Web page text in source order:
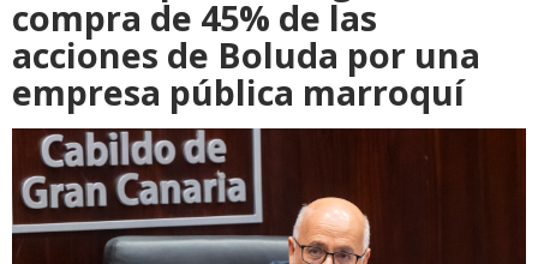
compra de 45% de las
acciones de Boluda por una
empresa pública marroquí